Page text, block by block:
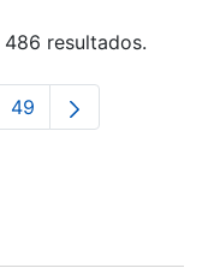
resultados.
intermedias Use
Página
49